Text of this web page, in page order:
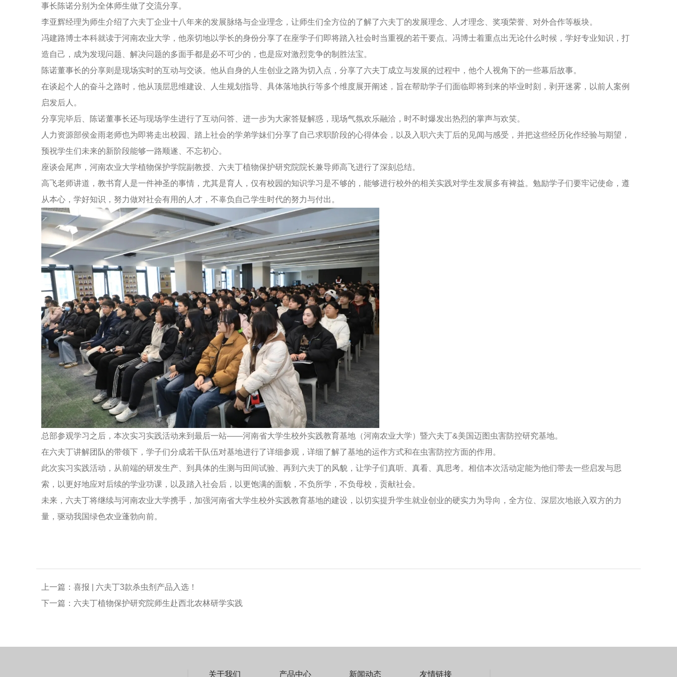
事长陈诺分别为全体师生做了交流分享。
李亚辉经理为师生介绍了六夫丁企业十八年来的发展脉络与企业理念，让师生们全方位的了解了六夫丁的发展理念、人才理念、奖项荣誉、对外合作等板块。
冯建路博士本科就读于河南农业大学，他亲切地以学长的身份分享了在座学子们即将踏入社会时当重视的若干要点。冯博士着重点出无论什么时候，学好专业知识，打
造自己，成为发现问题、解决问题的多面手都是必不可少的，也是应对激烈竞争的制胜法宝。
陈诺董事长的分享则是现场实时的互动与交谈。他从自身的人生创业之路为切入点，分享了六夫丁成立与发展的过程中，他个人视角下的一些幕后故事。
在谈起个人的奋斗之路时，他从顶层思维建设、人生规划指导、具体落地执行等多个维度展开阐述，旨在帮助学子们面临即将到来的毕业时刻，剥开迷雾，以前人案例
启发后人。
分享完毕后、陈诺董事长还与现场学生进行了互动问答、进一步为大家答疑解惑，现场气氛欢乐融洽，时不时爆发出热烈的掌声与欢笑。
人力资源部侯金雨老师也为即将走出校园、踏上社会的学弟学妹们分享了自己求职阶段的心得体会，以及入职六夫丁后的见闻与感受，并把这些经历化作经验与期望，
预祝学生们未来的新阶段能够一路顺遂、不忘初心。
座谈会尾声，河南农业大学植物保护学院副教授、六夫丁植物保护研究院院长兼导师高飞进行了深刻总结。
高飞老师讲道，教书育人是一件神圣的事情，尤其是育人，仅有校园的知识学习是不够的，能够进行校外的相关实践对学生发展多有裨益。勉励学子们要牢记使命，遵
从本心，学好知识，努力做对社会有用的人才，不辜负自己学生时代的努力与付出。
总部参观学习之后，本次实习实践活动来到最后一站——河南省大学生校外实践教育基地（河南农业大学）暨六夫丁&美国迈图虫害防控研究基地。
在六夫丁讲解团队的带领下，学子们分成若干队伍对基地进行了详细参观，详细了解了基地的运作方式和在虫害防控方面的作用。
此次实习实践活动，从前端的研发生产、到具体的生测与田间试验、再到六夫丁的风貌，让学子们真听、真看、真思考。相信本次活动定能为他们带去一些启发与思
索，以更好地应对后续的学业功课，以及踏入社会后，以更饱满的面貌，不负所学，不负母校，贡献社会。
未来，六夫丁将继续与河南农业大学携手，加强河南省大学生校外实践教育基地的建设，以切实提升学生就业创业的硬实力为导向，全方位、深层次地嵌入双方的力
量，驱动我国绿色农业蓬勃向前。
上一篇： 喜报 | 六夫丁3款杀虫剂产品入选！
下一篇： 六夫丁植物保护研究院师生赴西北农林研学实践
关于我们 产品中心 新闻动态 友情链接